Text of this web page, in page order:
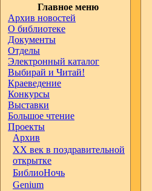
Главное меню
Архив новостей
О библиотеке
Документы
Отделы
Электронный каталог
Выбирай и Читай!
Краеведение
Конкурсы
Выставки
Большое чтение
Проекты
Архив
ХХ век в поздравительной
открытке
БиблиоНочь
Genium